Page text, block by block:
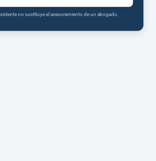
no sustituye el asesoramiento de un abogado.